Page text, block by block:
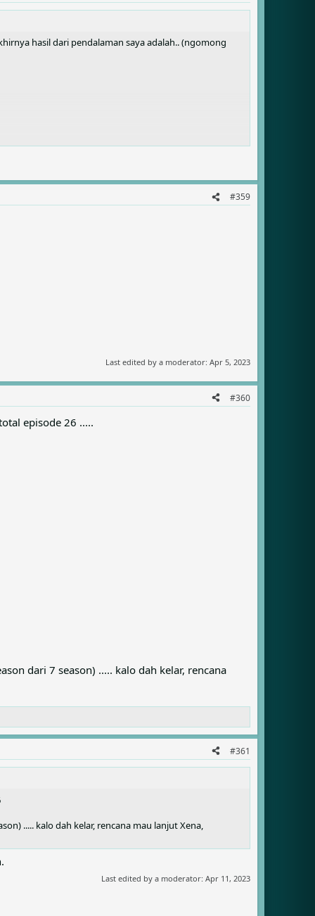
hasil dari pendalaman saya adalah.. (ngomong
#359
Last edited by a moderator: Apr 5, 2023
#360
episode 26 .....
dari 7 season) ..... kalo dah kelar, rencana
#361
..... kalo dah kelar, rencana mau lanjut Xena,
Last edited by a moderator: Apr 11, 2023